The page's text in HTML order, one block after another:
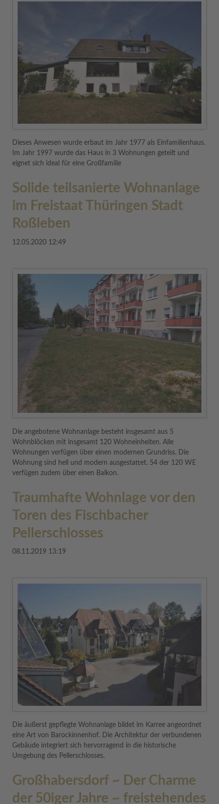
Dieses Anwesen wurde erbaut im Jahr 1977 als Einfamilienhaus.
Im Jahr 1997 wurde das Haus in 3 Wohnungen geteilt und
eignet sich ideal für eine Großfamilie
Solide teilsanierte Wohnanlage
im Freistaat Thüringen Stadt
Roßleben
12.05.2020 12:49
Die angebotene Wohnanlage besteht insgesamt aus 5
Wohnblöcken mit insgesamt 120 Wohneinheiten. Alle
Wohnungen verfügen über einen modernen Grundriss. Die
Wohnung sind hell und modern ausgestattet. 54 der 120 WE
verfügen zudem über einen Balkon.
Traumhafte Wohnlage vor den
Toren des Fischbacher
Pellerschlosses
08.11.2019 13:19
Die äußerst gepflegte Wohnanlage bildet im Karree angeordnet
eine Art von Barockinnenhof. Die Architektur der verbundenen
Gebäude integriert sich hervorragend in die historische
Umgebung des Pellerschlosses.
Großhabersdorf ~ Der Charme
der 50iger Jahre ~ freistehendes